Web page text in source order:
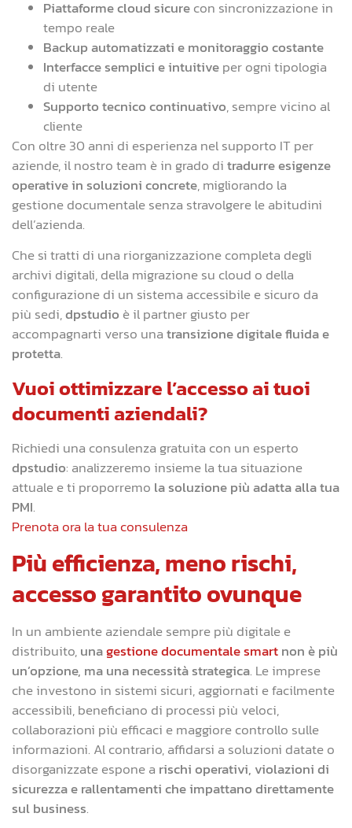
Piattaforme cloud sicurecon sincronizzazione in
tempo reale
Backup automatizzati e monitoraggio costante
Interfacce semplici e intuitiveper ogni tipologia
di utente
Supporto tecnico continuativo, sempre vicino al
cliente
Con oltre 30 anni di esperienza nel supporto IT per
aziende, il nostro team è in grado ditradurre esigenze
operative in soluzioni concrete, migliorando la
gestione documentale senza stravolgere le abitudini
dell’azienda.
Che si tratti di una riorganizzazione completa degli
archivi digitali, della migrazione su cloud o della
configurazione di un sistema accessibile e sicuro da
più sedi,dpstudio è il partner giusto per
accompagnarti verso unatransizione digitale fluida e
protetta.
Vuoi ottimizzare l’accesso ai tuoi
documenti aziendali?
Richiedi una consulenza gratuita con un esperto
dpstudio: analizzeremo insieme la tua situazione
attuale e ti proporremo la soluzione più adatta alla tua
PMI.
Prenota ora la tua consulenza
Più efficienza, meno rischi,
accesso garantito ovunque
In un ambiente aziendale sempre più digitale e
distribuito,unagestione documentale smartnon è più
un’opzione, ma una necessità strategica. Le imprese
che investono in sistemi sicuri, aggiornati e facilmente
accessibili, beneficiano di processi più veloci,
collaborazioni più efficaci e maggiore controllo sulle
informazioni. Al contrario, affidarsi a soluzioni datate o
disorganizzate espone a rischi operativi, violazioni di
sicurezza e rallentamenti che impattano direttamente
sul business.